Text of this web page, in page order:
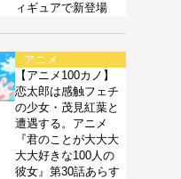
ィギュアで新登場
アニメ
【アニメ100カノ】
恋太郎は感触フェチ
の少女・茂見紅葉と
遭遇する。アニメ
『君のことが大大大
大大好きな100人の
彼女』第30話あらす